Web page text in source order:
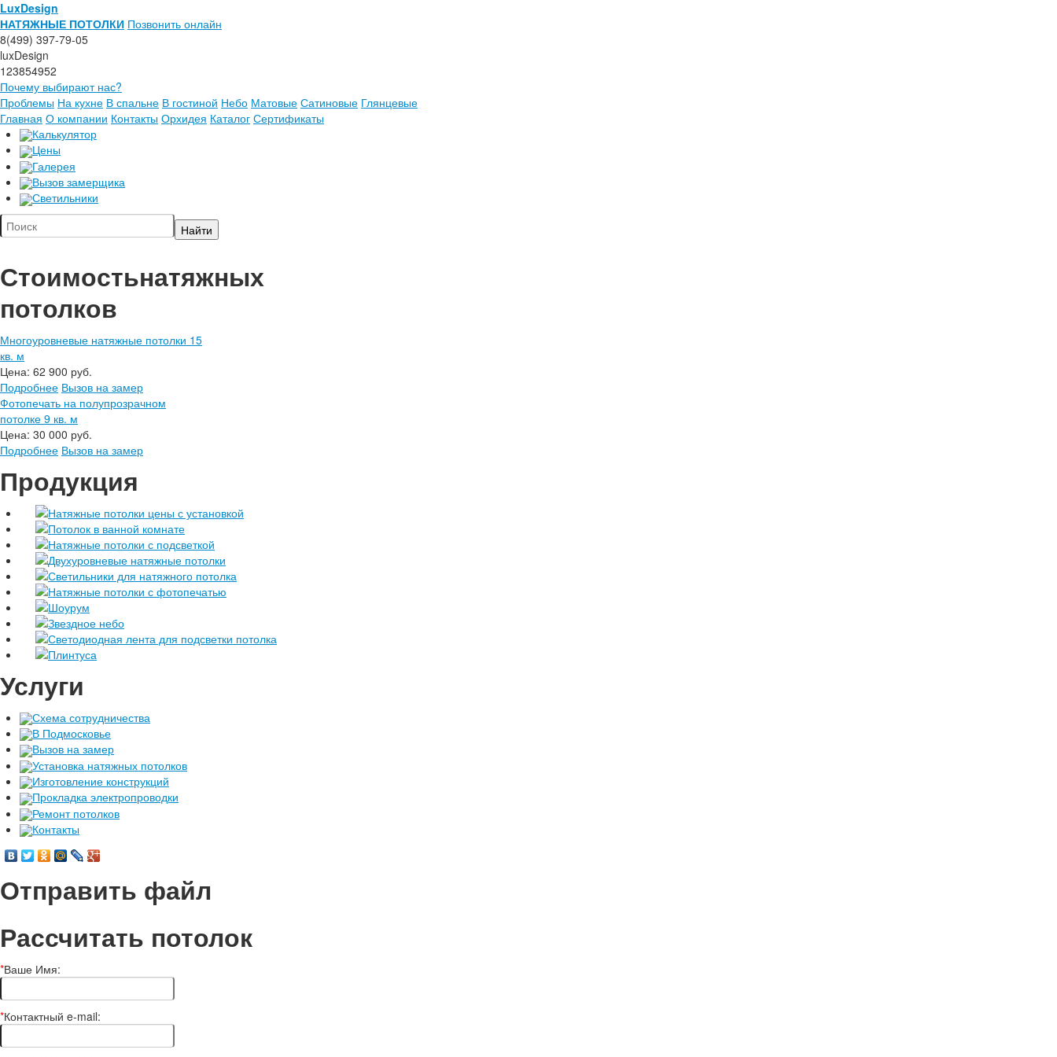
LuxDesign
НАТЯЖНЫЕ ПОТОЛКИ Позвонить онлайн
8(499) 397-79-05
luxDesign
123854952
Почему выбирают нас?
Проблемы На кухне В спальне В гостиной Небо Матовые Сатиновые Глянцевые
Главная О компании Контакты Орхидея Каталог Сертификаты
Калькулятор
Цены
Галерея
Вызов замерщика
Светильники
Стоимостьнатяжных
потолков
Многоуровневые натяжные потолки 15
кв. м
Цена: 62 900 руб.
Подробнее Вызов на замер
Фотопечать на полупрозрачном
потолке 9 кв. м
Цена: 30 000 руб.
Подробнее Вызов на замер
Продукция
Натяжные потолки цены с установкой
Потолок в ванной комнате
Натяжные потолки с подсветкой
Двухуровневые натяжные потолки
Светильники для натяжного потолка
Натяжные потолки с фотопечатью
Шоурум
Звездное небо
Светодиодная лента для подсветки потолка
Плинтуса
Услуги
Схема сотрудничества
В Подмосковье
Вызов на замер
Установка натяжных потолков
Изготовление конструкций
Прокладка электропроводки
Ремонт потолков
Контакты
Отправить файл
Рассчитать потолок
*Ваше Имя:
*Контактный e-mail: